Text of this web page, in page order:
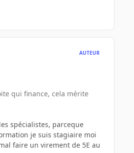
AUTEUR
qui finance, cela mérite
spécialistes, parceque
je suis stagiaire moi
faire un virement de 5E au